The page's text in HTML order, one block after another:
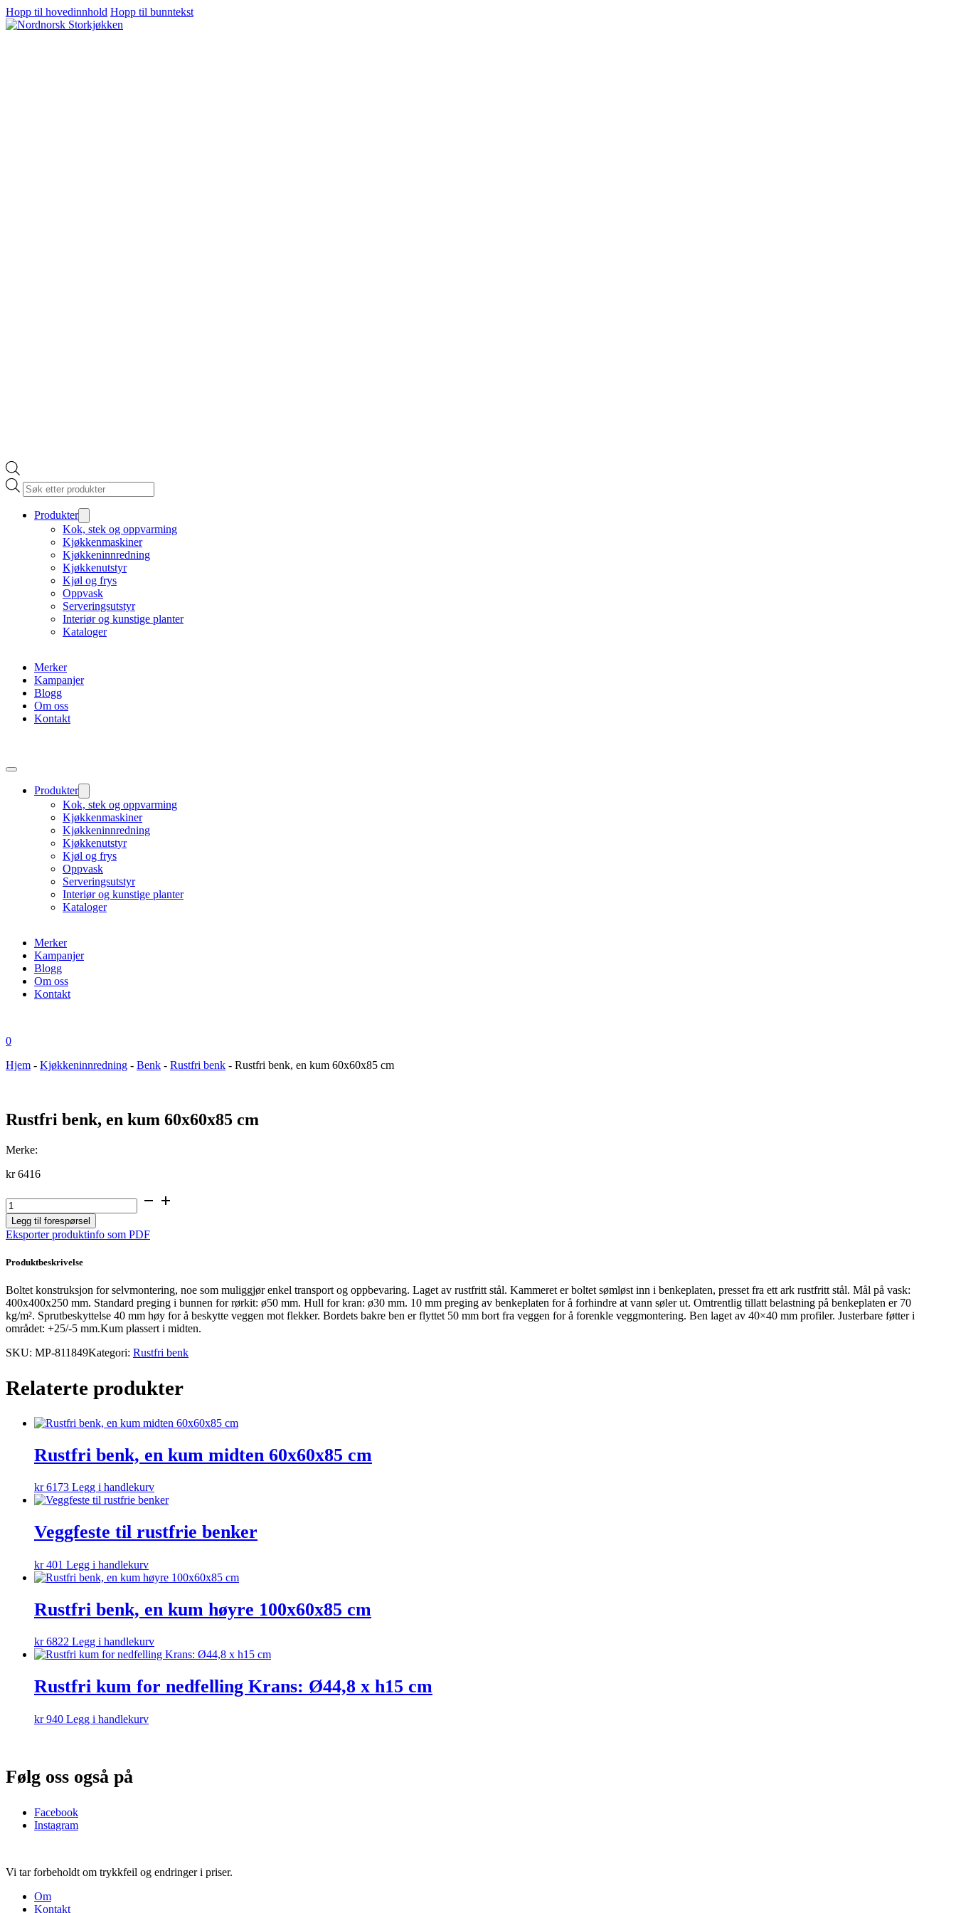
Hopp til hovedinnhold Hopp til bunntekst
Products
search
Produkter
Kok, stek og oppvarming
Kjøkkenmaskiner
Kjøkkeninnredning
Kjøkkenutstyr
Kjøl og frys
Oppvask
Serveringsutstyr
Interiør og kunstige planter
Kataloger
Merker
Kampanjer
Blogg
Om oss
Kontakt
Produkter
Kok, stek og oppvarming
Kjøkkenmaskiner
Kjøkkeninnredning
Kjøkkenutstyr
Kjøl og frys
Oppvask
Serveringsutstyr
Interiør og kunstige planter
Kataloger
Merker
Kampanjer
Blogg
Om oss
Kontakt
0
Hjem - Kjøkkeninnredning - Benk - Rustfri benk - Rustfri benk, en kum 60x60x85 cm
Rustfri benk, en kum 60x60x85 cm
Merke:
kr6416
Rustfri
benk,
en
kum
cm
Legg til forespørsel
Eksporter produktinfo som PDF
Produktbeskrivelse
Boltet konstruksjon for selvmontering, noe som muliggjør enkel transport og oppbevaring. Laget av rustfritt stål. Kammeret er boltet sømløst inn i benkeplaten, presset fra ett ark rustfritt stål. Mål på vask:
400x400x250 mm. Standard preging i bunnen for rørkit: ø50 mm. Hull for kran: ø30 mm. 10 mm preging av benkeplaten for å forhindre at vann søler ut. Omtrentlig tillatt belastning på benkeplaten er 70
kg/m². Sprutbeskyttelse 40 mm høy for å beskytte veggen mot flekker. Bordets bakre ben er flyttet 50 mm bort fra veggen for å forenkle veggmontering. Ben laget av 40×40 mm profiler. Justerbare føtter i
området: +25/-5 mm.Kum plassert i midten.
SKU: MP-811849Kategori: Rustfri benk
Relaterte produkter
Rustfri benk, en kum midten 60x60x85 cm
kr6173 Legg i handlekurv
Veggfeste til rustfrie benker
kr401 Legg i handlekurv
Rustfri benk, en kum høyre 100x60x85 cm
kr6822 Legg i handlekurv
Rustfri kum for nedfelling Krans: Ø44,8 x h15 cm
kr940 Legg i handlekurv
Følg oss også på
Facebook
Instagram
Vi tar forbeholdt om trykkfeil og endringer i priser.
Om
Kontakt